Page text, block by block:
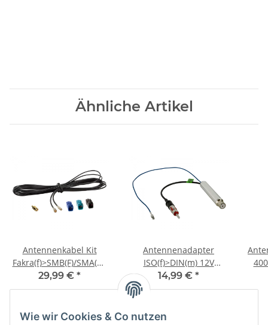
Ähnliche Artikel
Antennenkabel Kit
Fakra(f)>SMB(F)/SMA(m)
DAB+
29,99 € *
Antennenadapter
ISO(f)>DIN(m) 12V
Phantom LEONI lose
14,99 € *
Wie wir Cookies & Co nutzen